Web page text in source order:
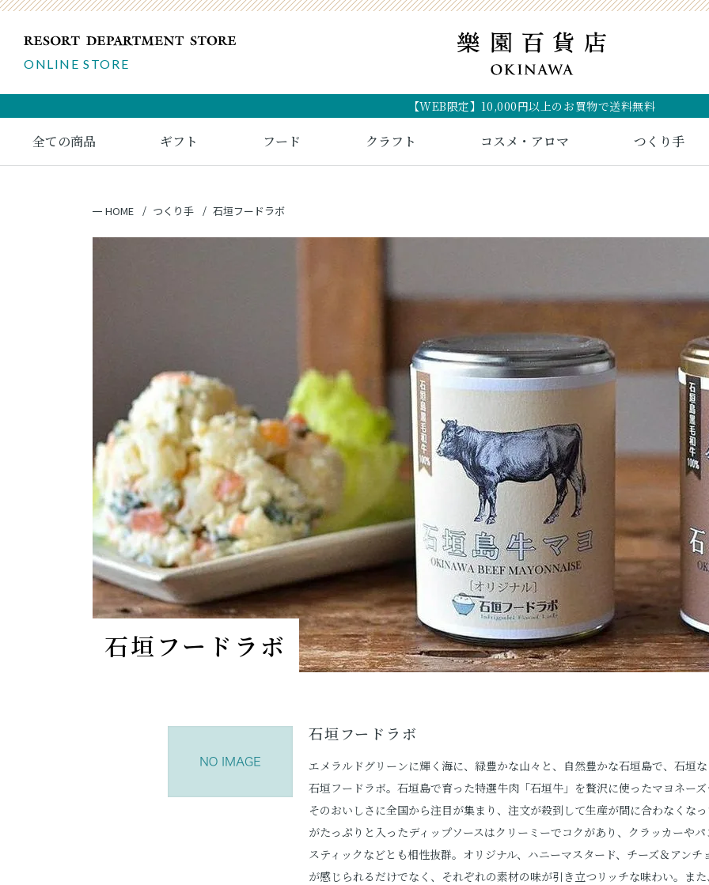
ONLINE STORE
【WEB限定】10,000円以上のお買物で送料無料
全ての商品 ギフト フード クラフト コスメ・アロマ つくり手
HOME つくり手 石垣フードラボ
石垣フードラボ
石垣フードラボ
エメラルドグリーンに輝く海に、緑豊かな山々と、自然豊かな石垣島で、石垣
石垣フードラボ。石垣島で育った特選牛肉「石垣牛」を贅沢に使ったマヨネー
そのおいしさに全国から注目が集まり、注文が殺到して生産が間に合わなくな
がたっぷりと入ったディップソースはクリーミーでコクがあり、クラッカーや
スティックなどとも相性抜群。オリジナル、ハニーマスタード、チーズ＆アン
が感じられるだけでなく、それぞれの素材の味が引き立つリッチな味わい。ま